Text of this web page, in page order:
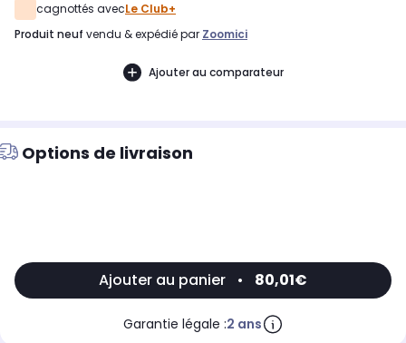
cagnottés avecLe Club+
produit neuf vendu & expédié par Zoomici
Ajouter au comparateur
Options de livraison
Ajouter au panier • 80,01€
Garantie légale :2 ans